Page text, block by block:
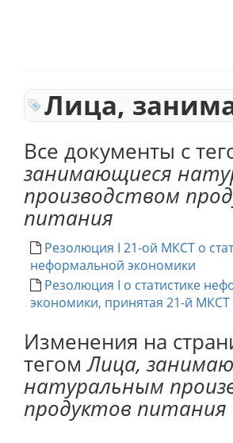
Лица,
Все документы с
занимающиеся
производством
питания
Резолюция I 21-ой МКСТ о
неформальной экономики
Резолюция I о статистике
экономики, принятая 21-й МКСТ
Изменения на
тегомЛица,
натуральным
продуктов питания